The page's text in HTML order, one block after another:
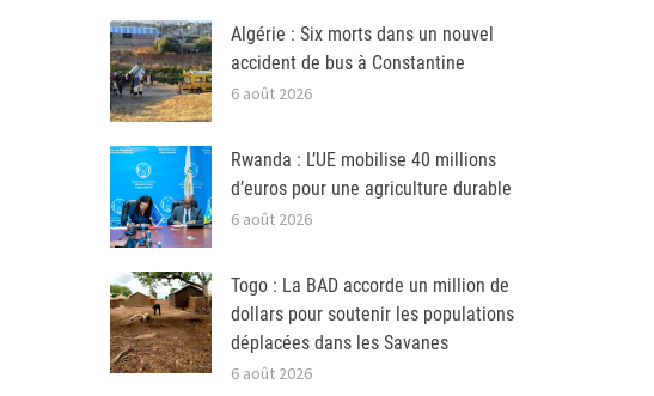
Algérie : Six morts dans un nouvel
accident de bus à Constantine
6 août 2026
Rwanda : L’UE mobilise 40 millions
d’euros pour une agriculture durable
6 août 2026
Togo : La BAD accorde un million de
dollars pour soutenir les populations
déplacées dans les Savanes
6 août 2026